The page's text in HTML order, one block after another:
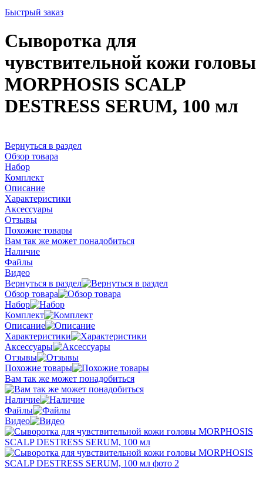
Быстрый заказ
Сыворотка для
чувствительной кожи головы
MORPHOSIS SCALP
DESTRESS SERUM, 100 мл
Вернуться в раздел
Обзор товара
Набор
Комплект
Описание
Характеристики
Аксессуары
Отзывы
Похожие товары
Вам так же может понадобиться
Наличие
Файлы
Видео
Вернуться в раздел
Обзор товара
Набор
Комплект
Описание
Характеристики
Аксессуары
Отзывы
Похожие товары
Вам так же может понадобиться
Наличие
Файлы
Видео